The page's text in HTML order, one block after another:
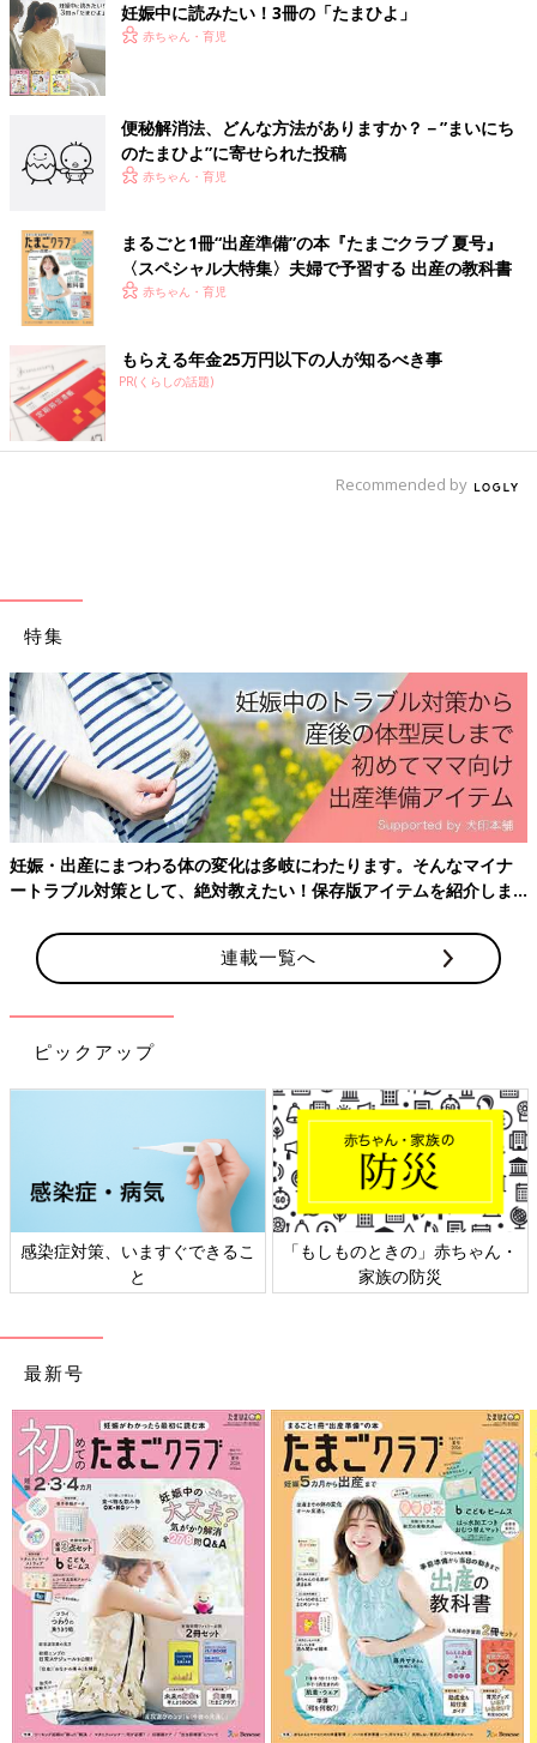
【ミミズク】首をぐるぐるぐるぐる
この「大手町牧場」は、総合人材サービス企業のパソナグループ
が運営している都市型牧場。地方創生と、酪農や農業を学ぶ場と
してオープンしたのだそうです。大都会のビルも管理の仕方によ
って動物たちは快適に生活をしています。動物と触れ合えたり、
酪農講座、食育体験などのワークショップを通じて、日本の酪農
を身近に感じる施設なのです。併設するカフェでは濃厚なソフト
クリームも味わえます。
サイトから事前予約、もしくは受付にて申し込みで、一般の人も
もちろん入れます！
所在地 東京都千代田区大手町2－6－2 JOB HUB SQURE 13
開設時間 平日12:00～18:00 土12:00～17:00（日祝は休館）
無料
※時間は変更になる場合があります。
https://www.pasonagroup.co.jp/otemachi_bokujo/
平日の昼間、お散歩がてら都心の動物に会いに行ってみてはいか
がですか？（撮影・文／たまひよONLINE編集部）
■関連記事
・親子ツーショットも！上野動物園の赤ちゃんパンダ「シャンシ
ャン」に会いに行ってきました！
・ベビーとおでかけ★賢いママはバッグの中身をジッパーバッグ
でスッキリ“見える化”！
妊娠中に読みたい！3冊の「たまひよ」
赤ちゃん・育児
便秘解消法、どんな方法がありますか？－”まいにち
のたまひよ”に寄せられた投稿
赤ちゃん・育児
まるごと1冊“出産準備”の本『たまごクラブ 夏号』
〈スペシャル大特集〉夫婦で予習する 出産の教科書
赤ちゃん・育児
もらえる年金25万円以下の人が知るべき事
PR(くらしの話題)
Recommended by
特集
妊娠・出産にまつわる体の変化は多岐にわたります。そんなマイナ
ートラブル対策として、絶対教えたい！保存版アイテムを紹介しま
連載一覧へ
ピックアップ
感染症対策、いますぐできるこ
と
「もしものときの」赤ちゃん・
家族の防災
最新号